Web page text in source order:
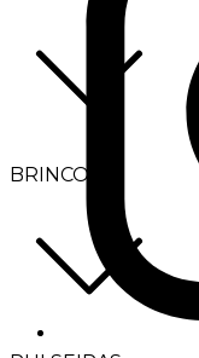
BRINCOS